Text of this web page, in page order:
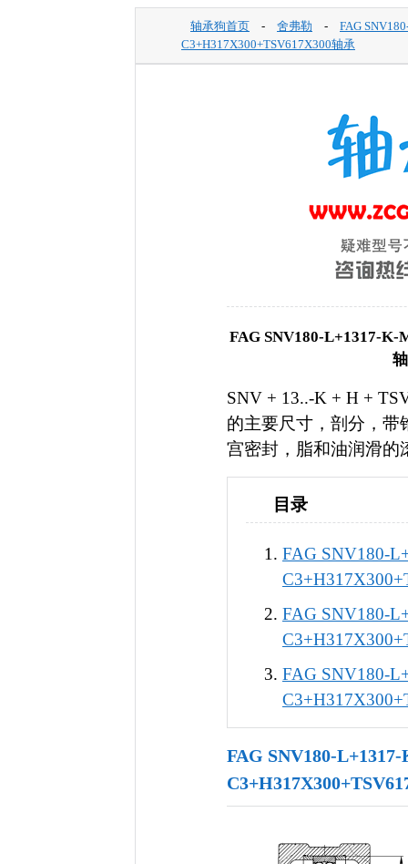
轴承狗首页 - 舍弗勒 -
FAG
C3+H317X300+TSV617X300轴承
FAG SNV180-L+1317-K-
SNV + 13..-K + H +
的主要尺寸，剖分，带
宫密封，脂和油润滑的
目录
FAG SNV180-
FAG SNV180-
FAG SNV180-
FAG SNV180-